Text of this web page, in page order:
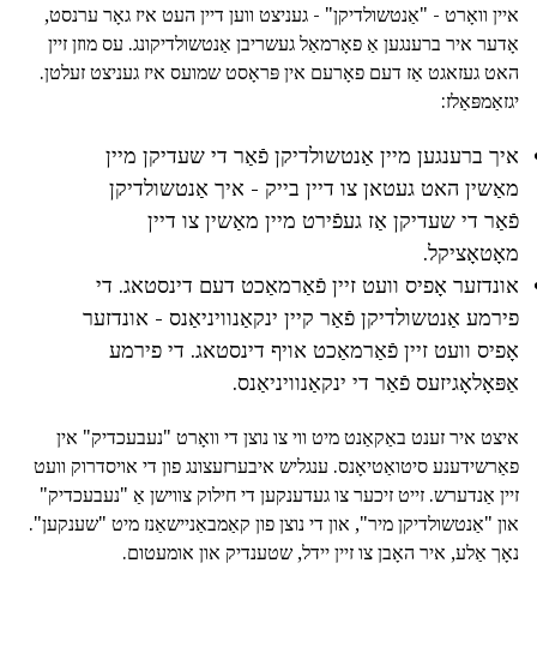
איין וואָרט - "אַנטשולדיקן" - געניצט ווען דיין העט איז גאָר ערנסט,
אָדער איר ברענגען אַ פאָרמאַל געשריבן אַנטשולדיקונג. עס מוזן זיין
האט געזאגט אַז דעם פאָרעם אין פּראָסט שמועס איז געניצט זעלטן.
יגזאַמפּאַלז:
איך ברענגען מיין אַנטשולדיקן פֿאַר די שעדיקן מיין
מאַשין האט געטאן צו דיין בייק - איך אַנטשולדיקן
פֿאַר די שעדיקן אַז געפֿירט מיין מאַשין צו דיין
מאָטאָציקל.
אונדזער אָפיס וועט זיין פֿאַרמאַכט דעם דינסטאג. די
פירמע אַנטשולדיקן פֿאַר קיין ינקאַנוויניאַנס - אונדזער
אָפיס וועט זיין פֿאַרמאַכט אויף דינסטאג. די פירמע
אַפּאָלאָגיזעס פֿאַר די ינקאַנוויניאַנס.
איצט איר זענט באַקאַנט מיט ווי צו נוצן די וואָרט "נעבעכדיק" אין
פאַרשידענע סיטואַטיאָנס. ענגליש איבערזעצונג פון די אויסדרוק וועט
זיין אַנדערש. זייט זיכער צו געדענקען די חילוק צווישן אַ "נעבעכדיק"
און "אַנטשולדיקן מיר", און די נוצן פון קאַמבאַניישאַנז מיט "שענקען".
נאָך אַלע, איר האָבן צו זיין יידל, שטענדיק און אומעטום.